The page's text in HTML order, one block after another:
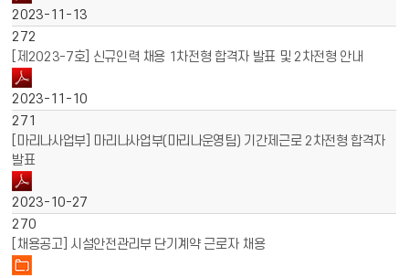
2023-11-13
272
[제2023-7호] 신규인력 채용 1차전형 합격자 발표 및 2차전형 안내
2023-11-10
271
[마리나사업부] 마리나사업부(마리나운영팀) 기간제근로 2차전형 합격자
발표
2023-10-27
270
[채용공고] 시설안전관리부 단기계약 근로자 채용